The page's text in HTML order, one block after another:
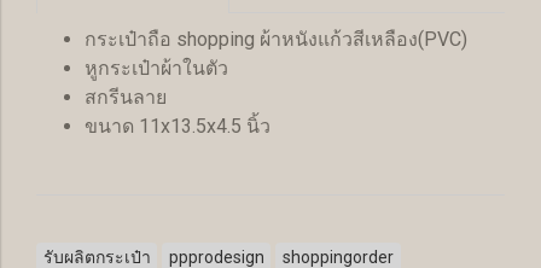
กระเป๋าถือ shopping ผ้าหนังแก้วสีเหลือง(PVC)
หูกระเป๋าผ้าในตัว
สกรีนลาย
ขนาด 11x13.5x4.5 นิ้ว
รับผลิตกระเป๋า ppprodesign shoppingorder